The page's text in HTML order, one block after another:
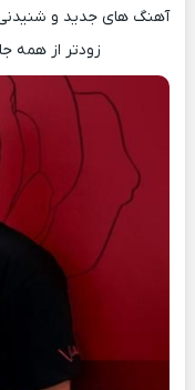
آهنگ های جدید و شنیدنی
زودتر از همه